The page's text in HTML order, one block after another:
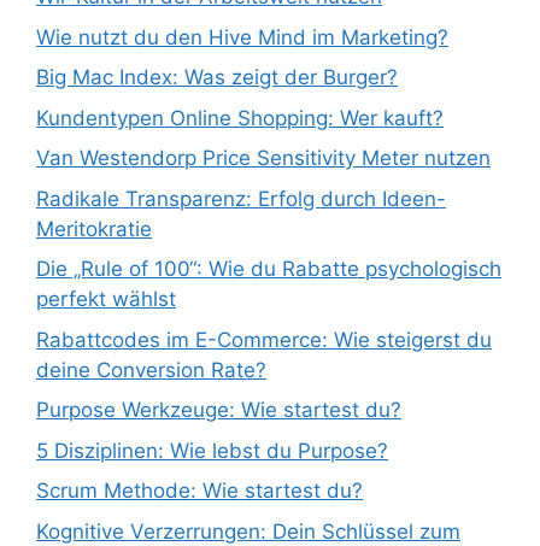
Wie nutzt du den Hive Mind im Marketing?
Big Mac Index: Was zeigt der Burger?
Kundentypen Online Shopping: Wer kauft?
Van Westendorp Price Sensitivity Meter nutzen
Radikale Transparenz: Erfolg durch Ideen-
Meritokratie
Die „Rule of 100“: Wie du Rabatte psychologisch
perfekt wählst
Rabattcodes im E-Commerce: Wie steigerst du
deine Conversion Rate?
Purpose Werkzeuge: Wie startest du?
5 Disziplinen: Wie lebst du Purpose?
Scrum Methode: Wie startest du?
Kognitive Verzerrungen: Dein Schlüssel zum